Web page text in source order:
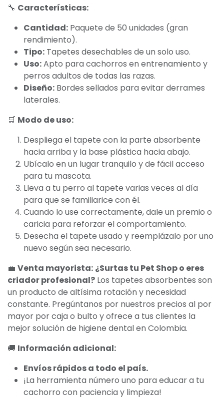
🔧 Características:
Cantidad: Paquete de 50 unidades (gran
rendimiento).
Tipo: Tapetes desechables de un solo uso.
Uso:Apto para cachorros en entrenamiento y
perros adultos de todas las razas.
Diseño: Bordes sellados para evitar derrames
laterales.
🛒 Modo de uso:
Despliega el tapete con la parte absorbente
hacia arriba y la base plástica hacia abajo.
Ubícalo en un lugar tranquilo y de fácil acceso
para tu mascota.
Lleva a tu perro al tapete varias veces al día
para que se familiarice con él.
Cuando lo use correctamente, dale un premio o
caricia para reforzar el comportamiento.
Desecha el tapete usado y reemplázalo por uno
nuevo según sea necesario.
💼 Venta mayorista: ¿Surtas tu Pet Shop o eres
criador profesional? Los tapetes absorbentes son
un producto de altísima rotación y necesidad
constante. Pregúntanos por nuestros precios al por
mayor por caja o bulto y ofrece a tus clientes la
mejor solución de higiene dental en Colombia.
🚚 Información adicional:
Envíos rápidos a todo el país.
¡La herramienta número uno para educar a tu
cachorro con paciencia y limpieza!